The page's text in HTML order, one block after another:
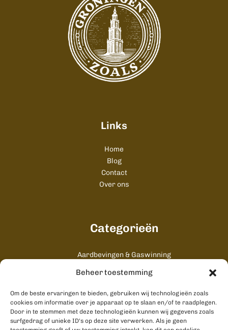
Beheer toestemming
Om de beste ervaringen te bieden, gebruiken wij technologieën zoals
cookies om informatie over je apparaat op te slaan en/of te raadplegen.
Door in te stemmen met deze technologieën kunnen wij gegevens zoals
surfgedrag of unieke ID's op deze site verwerken. Als je geen
Links
Home
Blog
Contact
Over ons
Categorieën
Aardbevingen & Gaswinning
Cultuur & Uitgaan
Gezondheid & Zorg
Onderwijs & Studenten
Stad & Ommeland
Wonen & Bouwen